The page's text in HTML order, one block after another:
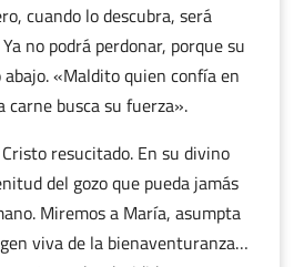
cuando lo descubra, será
no podrá perdonar, porque su
«Maldito quien confía en
carne busca su fuerza».
resucitado. En su divino
del gozo que pueda jamás
Miremos a María, asumpta
viva de la bienaventuranza…